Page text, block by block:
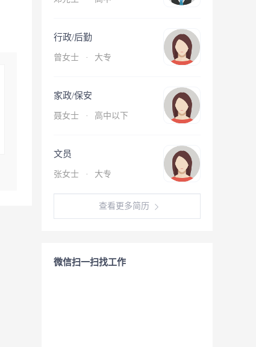
行政/后勤
曾女士 · 大专
家政/保安
聂女士 · 高中以下
文员
张女士 · 大专
查看更多简历
微信扫一扫找工作